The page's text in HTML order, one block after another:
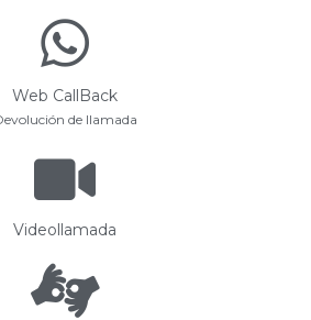
Web CallBack
de llamada
Videollamada